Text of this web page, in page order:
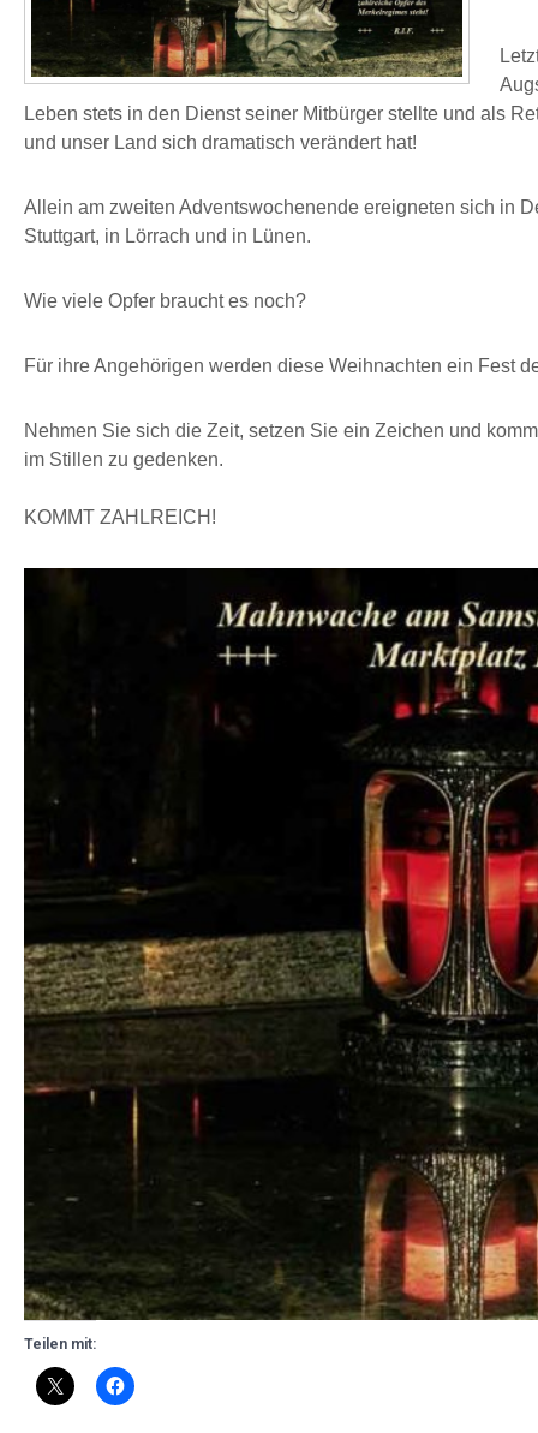
Leben stets in den Dienst seiner Mitbürger stellte und als
und unser Land sich dramatisch verändert hat!
Allein am zweiten Adventswochenende ereigneten sich in
Stuttgart, in Lörrach und in Lünen.
Wie viele Opfer braucht es noch?
Für ihre Angehörigen werden diese Weihnachten ein Fest
Nehmen Sie sich die Zeit, setzen Sie ein Zeichen und
im Stillen zu gedenken.
KOMMT ZAHLREICH!
Teilen mit: